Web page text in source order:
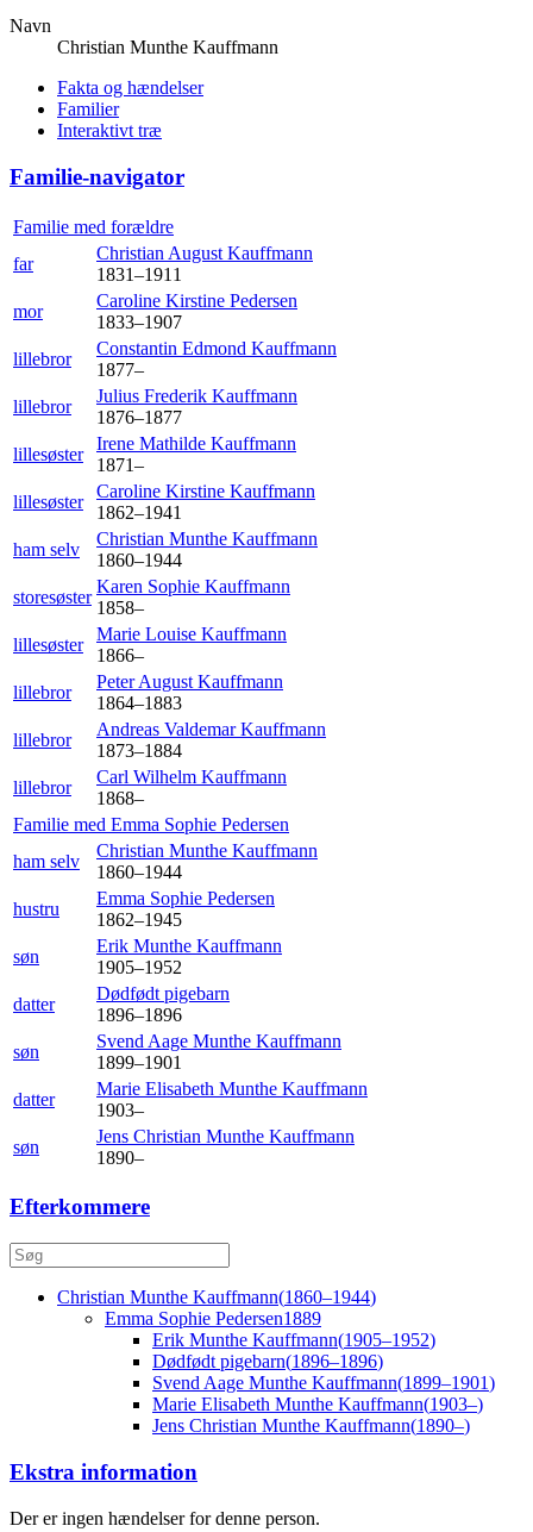
Navn
Christian Munthe Kauffmann
Fakta og hændelser
Familier
Interaktivt træ
Familie-navigator
Familie med forældre
far
Christian August Kauffmann
1831–1911
mor
Caroline Kirstine Pedersen
1833–1907
lillebror
Constantin Edmond Kauffmann
1877–
lillebror
Julius Frederik Kauffmann
1876–1877
lillesøster
Irene Mathilde Kauffmann
1871–
lillesøster
Caroline Kirstine Kauffmann
1862–1941
ham selv
Christian Munthe Kauffmann
1860–1944
storesøster
Karen Sophie Kauffmann
1858–
lillesøster
Marie Louise Kauffmann
1866–
lillebror
Peter August Kauffmann
1864–1883
lillebror
Andreas ValdemarKauffmann
1873–1884
lillebror
Carl Wilhelm Kauffmann
1868–
Familie med Emma Sophie Pedersen
ham selv
Christian Munthe Kauffmann
1860–1944
hustru
Emma Sophie Pedersen
1862–1945
søn
Erik Munthe Kauffmann
1905–1952
datter
Dødfødt pigebarn
1896–1896
søn
Svend Aage Munthe Kauffmann
1899–1901
datter
Marie Elisabeth Munthe Kauffmann
1903–
søn
Jens Christian Munthe Kauffmann
1890–
Efterkommere
Christian Munthe Kauffmann(1860–1944)
Emma Sophie Pedersen1889
Erik Munthe Kauffmann(1905–1952)
Dødfødt pigebarn(1896–1896)
Svend Aage Munthe Kauffmann(1899–1901)
Marie Elisabeth Munthe Kauffmann(1903–)
Jens Christian Munthe Kauffmann(1890–)
Ekstra information
Der er ingen hændelser for denne person.